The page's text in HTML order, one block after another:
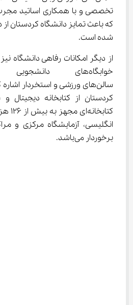
تخصصی و با همکاری اساتید
که باعث تمایز دانشگاه کردستان از
شده است.
خوابگاه‌های
سالن‌های ورزشی و استخردار
کردستان از کتابخانه دیجیتال
انگلیسی، آزمایشگاه مرکزی و
برخوردار می‌باشد.